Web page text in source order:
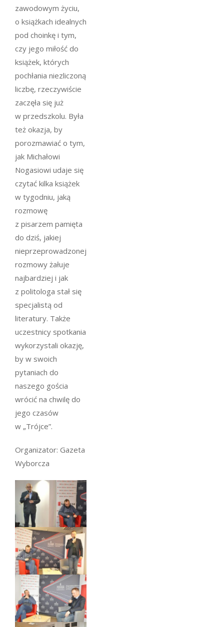
zawodowym życiu,
o książkach idealnych
pod choinkę i tym,
czy jego miłość do
książek, których
pochłania niezliczoną
liczbę, rzeczywiście
zaczęła się już
w przedszkolu. Była
też okazja, by
porozmawiać o tym,
jak Michałowi
Nogasiowi udaje się
czytać kilka książek
w tygodniu, jaką
rozmowę
z pisarzem pamięta
do dziś, jakiej
nieprzeprowadzonej
rozmowy żałuje
najbardziej i jak
z politologa stał się
specjalistą od
literatury. Także
uczestnicy spotkania
wykorzystali okazję,
by w swoich
pytaniach do
naszego gościa
wrócić na chwilę do
jego czasów
w „Trójce”.
Organizator: Gazeta
Wyborcza